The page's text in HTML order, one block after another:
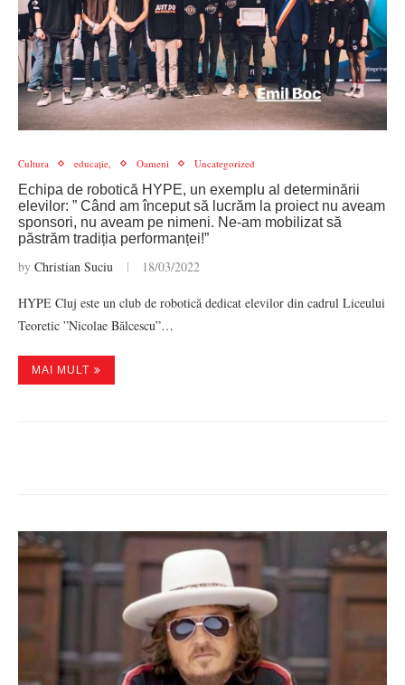
Cultura educație, Oameni Uncategorized
Echipa de robotică HYPE, un exemplu al determinării
elevilor: ” Când am început să lucrăm la proiect nu aveam
sponsori, nu aveam pe nimeni. Ne-am mobilizat să
păstrăm tradiția performanței!”
by Christian Suciu 18/03/2022
HYPE Cluj este un club de robotică dedicat elevilor din cadrul Liceului
Teoretic ”Nicolae Bălcescu”…
MAI MULT